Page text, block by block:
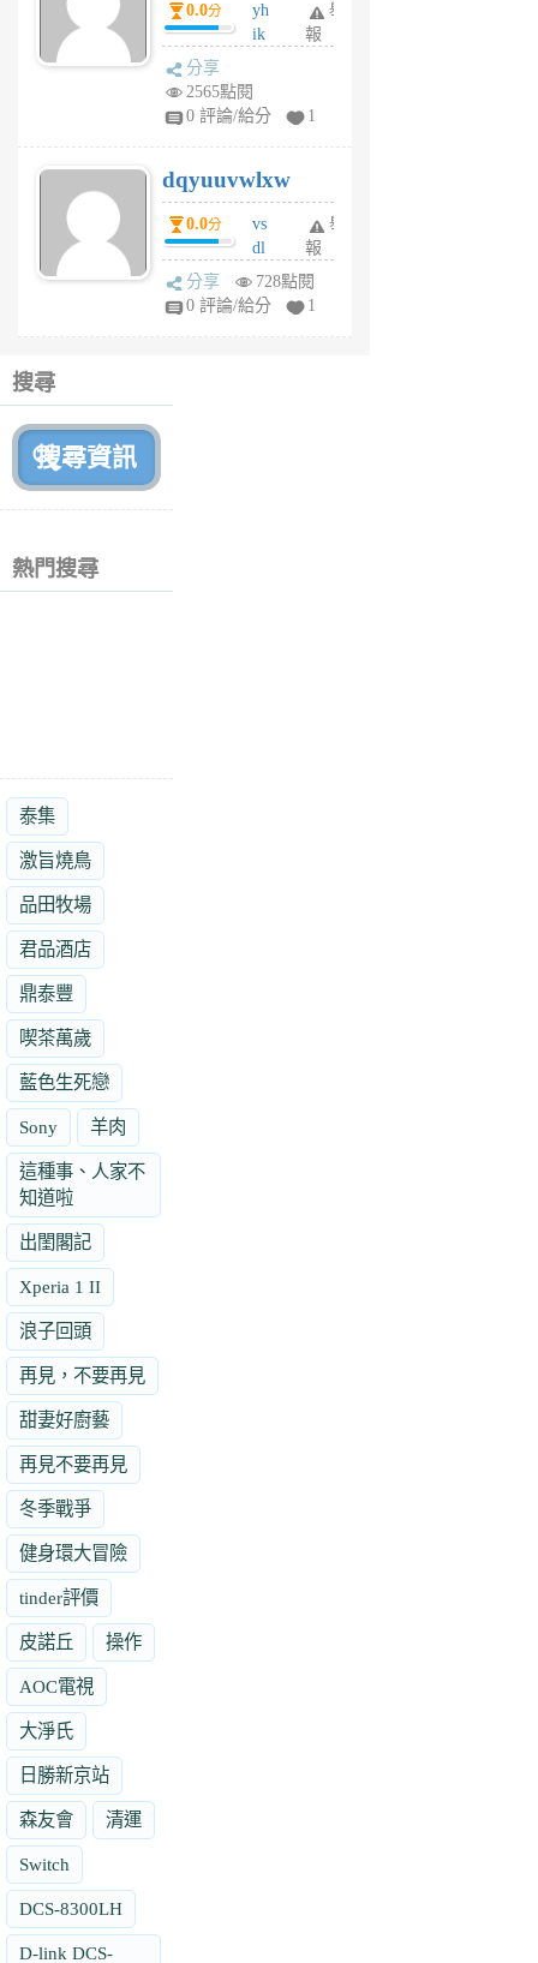
前
0.0分
yh
ik
tu
6
個
月
前
舉
報
分享
2565點閱
0 評論/給分
1
dqyuuvwlxw
0.0分
vs
dl
sq
fy
舉
報
分享
728點閱
0 評論/給分
1
搜尋
熱門搜尋
泰集
激旨燒鳥
品田牧場
君品酒店
鼎泰豐
喫茶萬歲
藍色生死戀
Sony 羊肉
這種事、人家不
知道啦
出閨閣記
Xperia 1 II
浪子回頭
再見，不要再見
甜妻好廚藝
再見不要再見
冬季戰爭
健身環大冒險
tinder評價
皮諾丘 操作
AOC電視
大淨氏
日勝新京站
森友會 清運
Switch
DCS-8300LH
D-link DCS-